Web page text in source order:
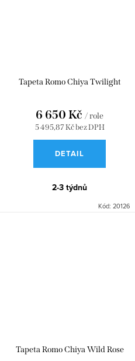
Tapeta Romo Chiya Twilight
5 495,87 Kč bez DPH
6 650 Kč / role
DETAIL
2-3 týdnů
Kód: 20126
Tapeta Romo Chiya Wild Rose